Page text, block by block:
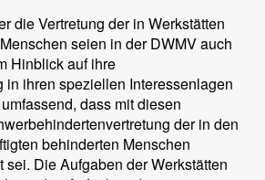
die Vertretung der in Werkstätten
seien in der DWMV auch
Hinblick auf ihre
in ihren speziellen Interessenlagen
dass mit diesen
der in den
behinderten Menschen
Die Aufgaben der Werkstätten